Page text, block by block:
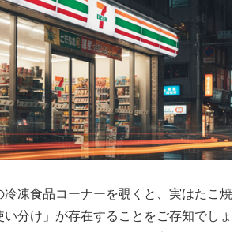
冷凍食品コーナーを覗くと、実はたこ焼
い分け」が存在することをご存知でしょ